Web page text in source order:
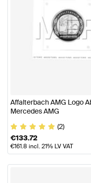
Affalterbach AMG Logo
Mercedes AMG
(2)
€133.72
€161.8 incl. 21% LV VAT